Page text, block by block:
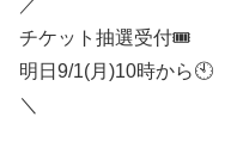
／
チケット抽選受付🎟️
明日9/1(月)10時から🕙
＼